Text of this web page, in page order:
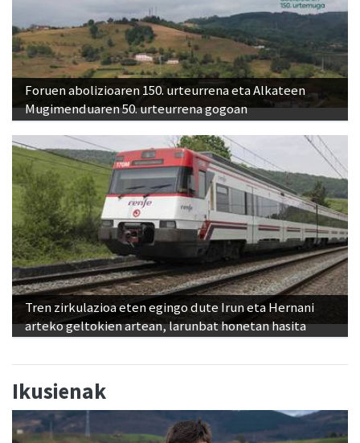
Foruen abolizioaren 150. urteurrena eta Alkateen
Mugimenduaren 50. urteurrena gogoan
Tren zirkulazioa eten egingo dute Irun eta Hernani
arteko geltokien artean, larunbat honetan hasita
Ikusienak